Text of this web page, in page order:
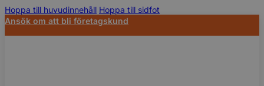
Hoppa till huvudinnehåll Hoppa till sidfot
Ansök om att bli företagskund